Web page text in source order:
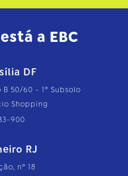
a EBC
DF
50/60 - 1º Subsolo
Shopping
900
RJ
nº 18